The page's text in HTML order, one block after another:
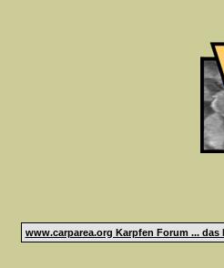
www.carparea.org Karpfen Forum ...